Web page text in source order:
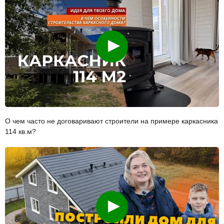
Смотреть
О чем часто не договаривают строители на примере каркасника
114 кв.м?
Смотреть